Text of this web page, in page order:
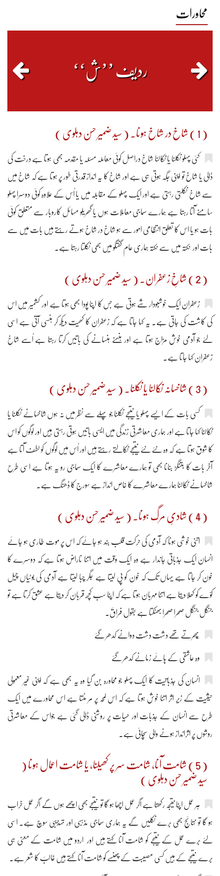
محاورات
ردیف ’’ش‘‘
( 1 ) شاخ در شاخ ہونا۔ ( سید ضمیر حسن دہلوی )
کئی پہلو نکلنا یا نکالنا شاخ دراصل کوئی معاملہ مسئلہ یا مقدمہ بھی ہوتا ہے درخت کی
ڈالی یا شاخ تو اپنی جگہ ہوتی ہی ہے اور شاخ کا یہ انداز قدرتی طور پر ہوتا ہے کہ شاخ میں
سے شاخ نکلتی رہتی ہے اور ایک پہلو کے مقابلہ میں یا اُس کے علاوہ کوئی دوسرا پہلو
سامنے آتا رہتا ہے ہمارے سماجی معاملات ہوں یا گھریلو مسائل کاروبار سے متعلق کوئی
بات ہو یا اس کا تعلق انتظامی امور سے ہو شاخ در شاخ ہوتے رہتے ہیں بات میں سے
بات اور نکتہ میں سے نکتہ ہماری عام گفتگو میں بھی نکلتا رہتا ہے۔
( 2 ) شاخِ زعفران۔ ( سید ضمیر حسن دہلوی )
زعفران ایک خوشبودار شے ہوتی ہے جس کا اپنا پودا بھی ہوتا ہے اور کشمیر میں اس
کی کاشت کی جاتی ہے۔ یہ کہا جاتا ہے کہ زعفران کا کھیت دیکھ کر ہنسی آتی ہے اسی
لئے جو آدمی خوش مزاج ہوتا ہے اور ہنسنے ہنسانے کی باتیں کرتا رہتا ہے اُسے شاخِ
زعفران کہا جاتا ہے۔
( 3 ) شاخسانہ نکالنا یا نکلنا۔ ( سید ضمیر حسن دہلوی )
کسی بات کے ایسے پہلو یا نتیجے نکلنا جو پہلے سے نظر میں نہ ہوں شاخسانے نکلنا یا
نکالنا کہا جاتا ہے اور ہماری معاشرتی زندگی میں ایسی باتیں ہوتی رہتی ہیں اور لوگوں کو اس
کا شوق ہوتا ہے کہ وہ نئے نئے نتیجے نکالتے رہتے ہیں اور اُس میں لوگوں کو لطف آتا ہے
آخر بات کا بتنگڑ بنانا بھی تو ہمارے معاشرے کا ایک سماجی رو یہ ہوتا ہے اسی طرح
شاخسانے نکالنا ہمارے معاشرے کا خاص انداز ہے سورج کا ڈھنگ ہے۔
( 4 ) شادیِ مرگ ہونا۔ ( سید ضمیر حسن دہلوی )
اتنی خوشی ہونا کہ آدمی کی حرکت قلب بند ہو جائے کہ اس پر موت طاری ہو جائے
انسان ایک جذباتی جاندار ہے وہ ایک وقت میں اتنا ناراض ہوتا ہے کہ دوسرے کا
خون کر جاتا ہے یہاں تک کہ خون کو پی لیتا ہے جگر چبا لیتا ہے آدمی کی بوٹیاں چیل
کوَّے کو کھلا دیتا ہے اتنا مہربان ہوتا ہے کہ اپنا سب کچھ قربان کر دیتا ہے عشق کرتا ہے تو
جنگل جنگل صحرا صحرا بھٹکتا ہے بقولِ فراقؔ۔
وہ عاشقی کے ہائے زمانے کدھر گئے
انسان کی جذباتیت کا ایک پہلو جو محاورہ بن گیا وہ یہ بھی ہے کہ اپنی غیر معمولی
حیثیت کے زیر اثر اتنا خوش ہوتا ہے کہ اس لمحہ پر مر مٹتا ہے اس محاورے میں ایک
طرح سے انسان کے جذبات اور حسّیات پر روشنی ڈالی گئی ہے جواس کے معاشرتی
روشوں پر اثرانداز ہونے والی سچائی ہے۔
( 5 ) شامت آنا، شامت سر پر کھیلنا، یا شامت اعمال ہونا (
سید ضمیر حسن دہلوی )
ہر عمل اپنا نتیجہ رکھتا ہے اگر عمل اچھا ہو گا تو نتیجے بھی اچھے ہوں گے اگر عمل خراب
ہو گا تو نتائج بھی برے نکلیں گے یہ ہماری سماجی مذہبی اور تہذیبی سوچ ہے۔ اسی
لئے برے عمل کے نتیجے کو شامت آنا کہتے ہیں اور اردو میں شامت کے معنی ہی
برے نتیجے کے ہیں کسی مصیبت کے پھنسے کو شامت آنا کہتے ہیں غالبؔ کا شعر ہے۔